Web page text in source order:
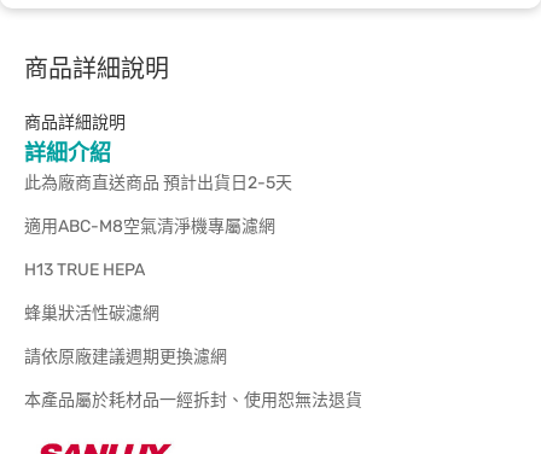
商品詳細說明
商品詳細說明
詳細介紹
此為廠商直送商品 預計出貨日2-5天
適用ABC-M8空氣清淨機專屬濾網
H13 TRUE HEPA
蜂巢狀活性碳濾網
請依原廠建議週期更換濾網
本產品屬於耗材品一經拆封、使用恕無法退貨